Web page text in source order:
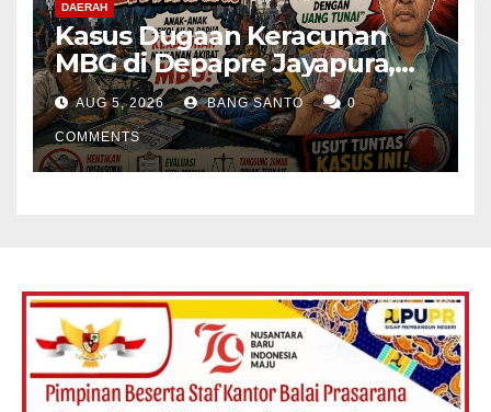
DAERAH
Kasus Dugaan Keracunan
MBG di Depapre Jayapura,
Aktivis Papua Minta
Operasional Dapur
Dihentikan & Evaluasi
Menyeluruh
AUG 5, 2026 BANG SANTO 0
COMMENTS